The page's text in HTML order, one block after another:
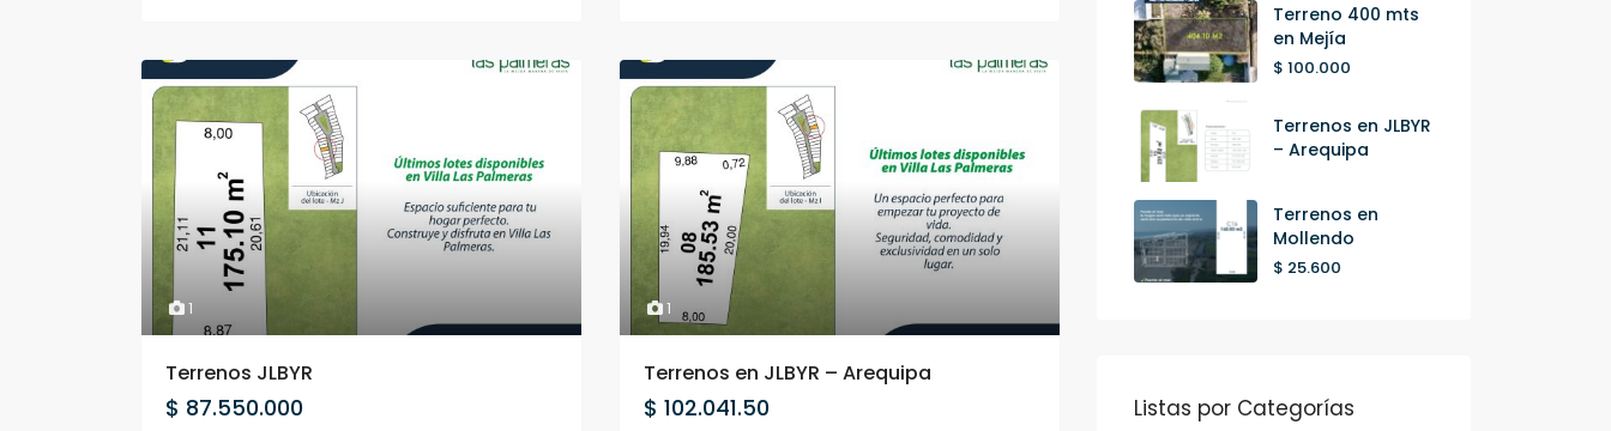
1
Terrenos JLBYR
$ 87.550.000
1
Terrenos en JLBYR – Arequipa
$ 102.041.50
Terreno 400 mts
en Mejía
$ 100.000
Terrenos en JLBYR
– Arequipa
Terrenos en
Mollendo
$ 25.600
Listas por Categorías